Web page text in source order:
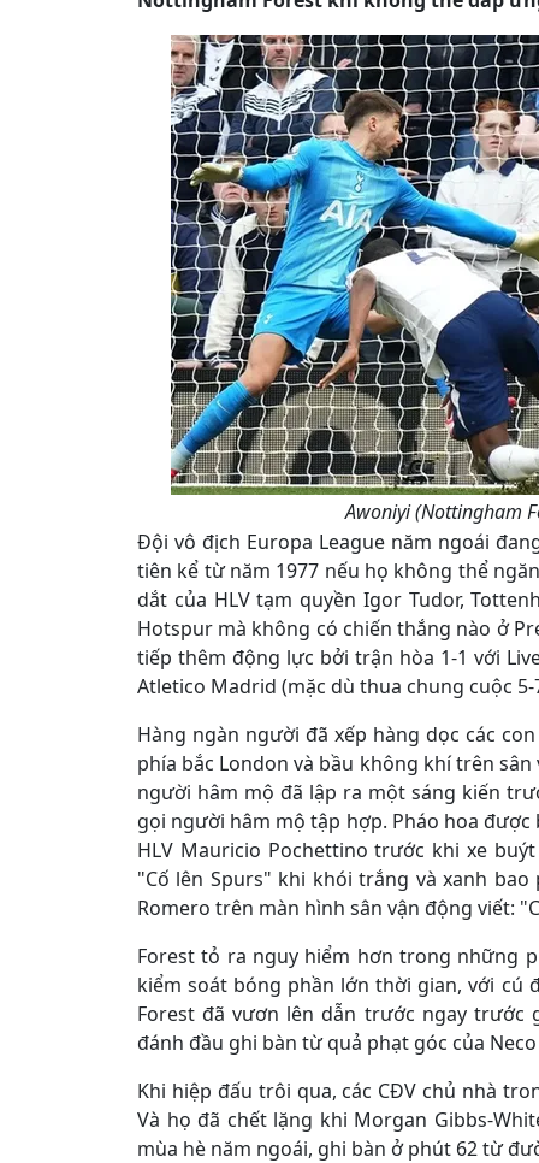
Awoniyi (Nottingham
Đội vô địch Europa League năm ngoái
tiên kể từ năm 1977 nếu họ không thể
dắt của HLV tạm quyền Igor Tudor,
Hotspur mà không có chiến thắng nào ở
tiếp thêm động lực bởi trận hòa 1-1 với
Atletico Madrid (mặc dù thua chung cuộc 5-
Hàng ngàn người đã xếp hàng dọc các
phía bắc London và bầu không khí trên
người hâm mộ đã lập ra một sáng kiến
gọi người hâm mộ tập hợp. Pháo hoa
HLV Mauricio Pochettino trước khi xe
"Cố lên Spurs" khi khói trắng và xanh
Romero trên màn hình sân vận động viết:
Forest tỏ ra nguy hiểm hơn trong những
kiểm soát bóng phần lớn thời gian, với cú
Forest đã vươn lên dẫn trước ngay trước
đánh đầu ghi bàn từ quả phạt góc của
Khi hiệp đấu trôi qua, các CĐV chủ nhà
Và họ đã chết lặng khi Morgan Gibbs-
mùa hè năm ngoái, ghi bàn ở phút 62 từ